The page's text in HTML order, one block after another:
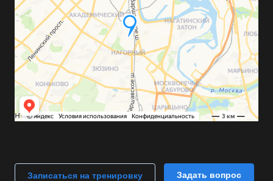
Записаться на тренировку Задать вопрос